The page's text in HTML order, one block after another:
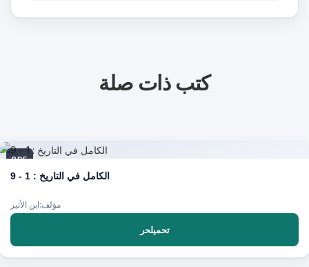
كتب ذات صلة
PDF
الكامل في التاريخ : 1 - 9
مؤلف:ابن الأثير
تحميلحر